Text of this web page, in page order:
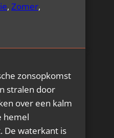
, Zomer,
zonsopkomst
stralen door
over een kalm
hemel
De waterkant is